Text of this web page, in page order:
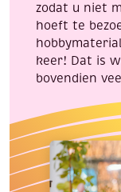
zodat u niet
hoeft te
keer! Dat is
bovendien